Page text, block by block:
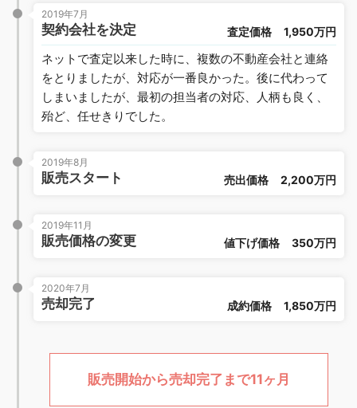
2019年7月
契約会社を決定 査定価格 1,950万円
ネットで査定以来した時に、複数の不動産会社と連絡
をとりましたが、対応が一番良かった。後に代わって
しまいましたが、最初の担当者の対応、人柄も良く、
殆ど、任せきりでした。
2019年8月
販売スタート 売出価格 2,200万円
2019年11月
販売価格の変更 値下げ価格 350万円
2020年7月
売却完了 成約価格 1,850万円
販売開始から売却完了まで11ヶ月